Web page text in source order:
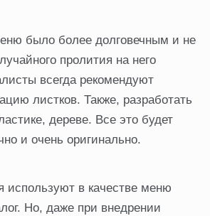
было более долговечным и не
пролития на него
всегда рекомендуют
листков. Также, разработать
дереве. Все это будет
и очень оригинально.
используют в качестве меню
Но, даже при внедрении